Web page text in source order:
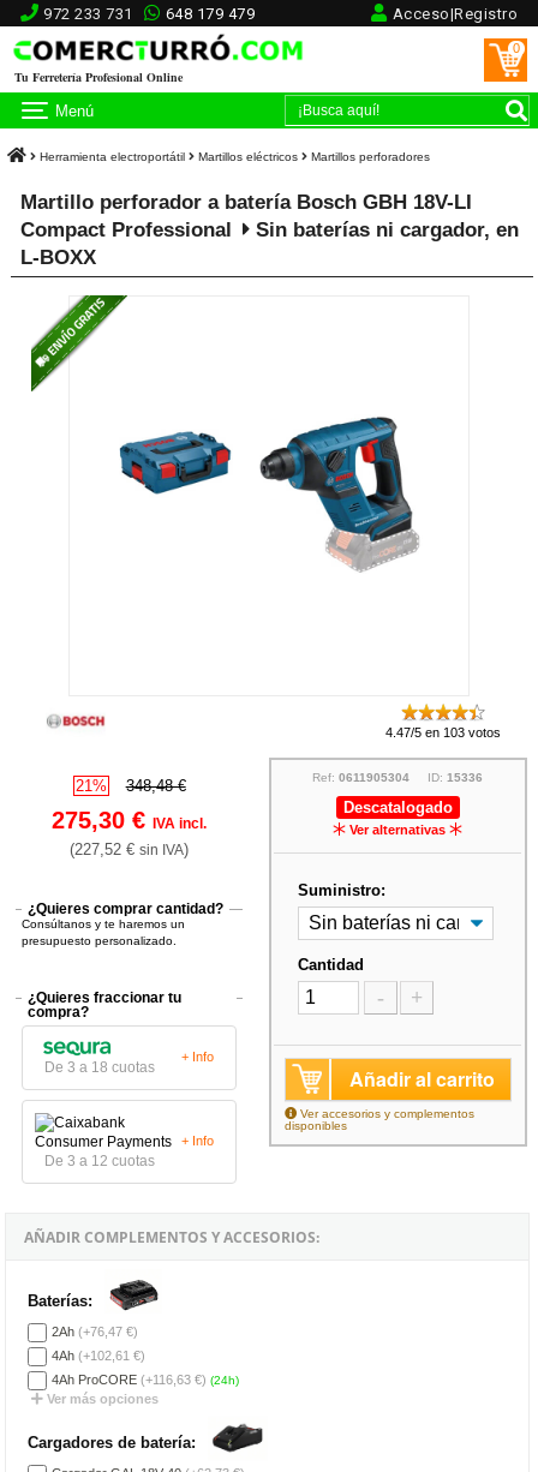
972 233 731 648 179 479 Acceso|Registro
Tu Ferretería Profesional Online
0
Menú
Herramienta electroportátil Martillos eléctricos Martillos perforadores
Martillo perforador a batería Bosch GBH 18V-LI
Compact Professional
Sin baterías ni cargador, en
L-BOXX
4.47/5 en 103 votos
21% 348,48 €
275,30 €IVA incl.
(227,52 €sin IVA)
¿Quieres comprar cantidad?
Consúltanos y te haremos un
presupuesto personalizado.
¿Quieres fraccionar tu
compra?
De 3 a 18 cuotas
+ Info
De 3 a 12 cuotas
+ Info
Ref:0611905304 ID:15336
Descatalogado
Ver alternativas
Suministro:
Cantidad
- +
Añadir al carrito
Ver accesorios y complementos
disponibles
AÑADIR COMPLEMENTOS Y ACCESORIOS:
Baterías:
2Ah (+76,47 €)
4Ah (+102,61 €)
4Ah ProCORE (+116,63 €) (24h)
Ver más opciones
Cargadores de batería: